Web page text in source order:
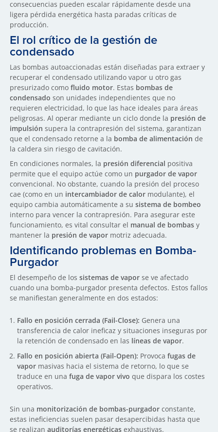
consecuencias pueden escalar rápidamente desde una
ligera pérdida energética hasta paradas críticas de
producción.
El rol crítico de la gestión de
condensado
Las bombas autoaccionadas están diseñadas para extraer y
recuperar el condensado utilizando vapor u otro gas
presurizado como fluido motor. Estas bombas de
condensado son unidades independientes que no
requieren electricidad, lo que las hace ideales para áreas
peligrosas. Al operar mediante un ciclo donde la presión de
impulsión supera la contrapresión del sistema, garantizan
que el condensado retorne a la bomba de alimentación de
la caldera sin riesgo de cavitación.
En condiciones normales, la presión diferencial positiva
permite que el equipo actúe como un purgador de vapor
convencional. No obstante, cuando la presión del proceso
cae (como en un intercambiador de calor modulante), el
equipo cambia automáticamente a su sistema de bombeo
interno para vencer la contrapresión. Para asegurar este
funcionamiento, es vital consultar el manual de bombas y
mantener la presión de vapor motriz adecuada.
Identificando problemas en Bomba-
Purgador
El desempeño de los sistemas de vapor se ve afectado
cuando una bomba-purgador presenta defectos. Estos fallos
se manifiestan generalmente en dos estados:
Fallo en posición cerrada (Fail-Close): Genera una
transferencia de calor ineficaz y situaciones inseguras por
la retención de condensado en las líneas de vapor.
Fallo en posición abierta (Fail-Open): Provoca fugas de
vapor masivas hacia el sistema de retorno, lo que se
traduce en una fuga de vapor vivo que dispara los costes
operativos.
Sin una monitorización de bombas-purgador constante,
estas ineficiencias suelen pasar desapercibidas hasta que
se realizan auditorías energéticas exhaustivas.